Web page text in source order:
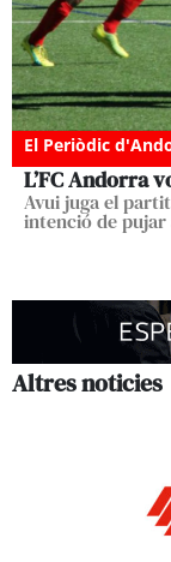
El Periòdic
L’FC Andorra
Avui juga el
intenció de pujar
Altres noticies